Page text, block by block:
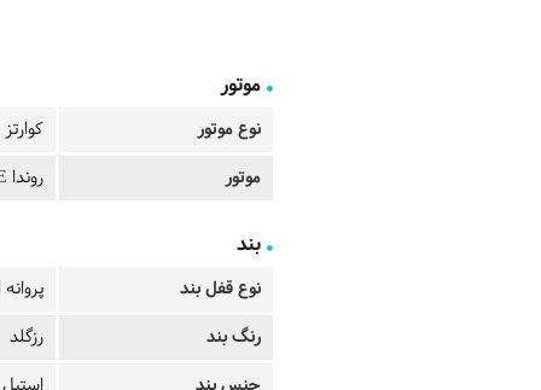
موتور
نوع موتور
کوارتز
موتور
روندا 763E
بند
نوع قفل بند
رنگ بند
رزگلد